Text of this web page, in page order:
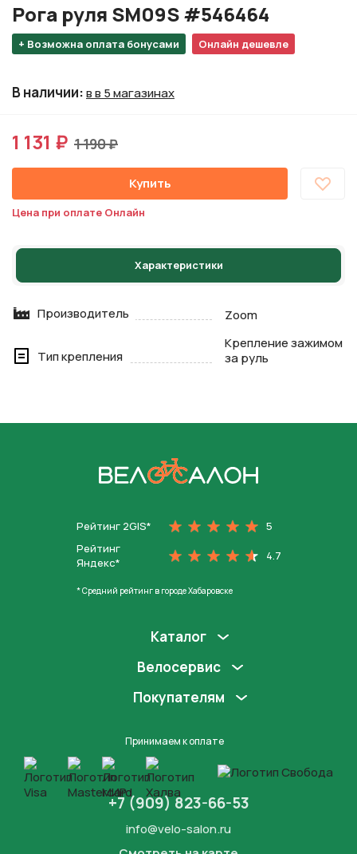
+ Возможна оплата бонусами Онлайн дешевле
Рога руля SM09S #546464
В наличии:в в 5 магазинах
1 131 ₽ 1 190 ₽
Купить
Цена при оплате Онлайн
Характеристики
Производитель Zoom
Тип крепления
Крепление зажимом
за руль
Рейтинг 2GIS*
5
Рейтинг
Яндекс*
4.7
* Средний рейтинг в городе Хабаровске
Каталог
Велосервис
Покупателям
Принимаем к оплате
+7 (909) 823-66-53
info@velo-salon.ru